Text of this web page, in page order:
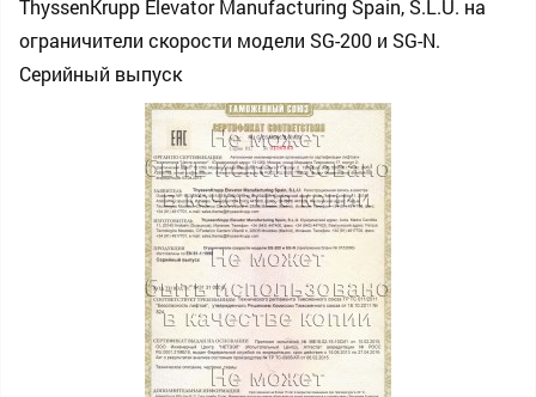
ThyssenKrupp Elevator Manufacturing Spain, S.L.U. на
ограничители скорости модели SG-200 и SG-N.
Серийный выпуск